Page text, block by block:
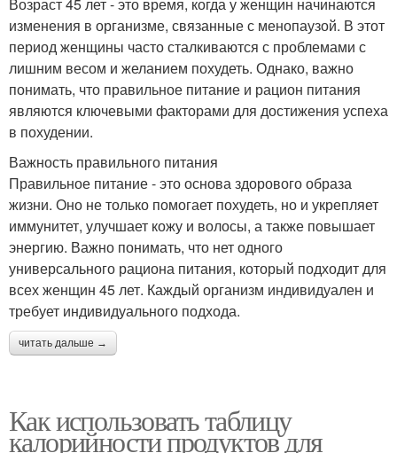
изменения в организме, связанные с менопаузой. В этот
период женщины часто сталкиваются с проблемами с
лишним весом и желанием похудеть. Однако, важно
понимать, что правильное питание и рацион питания
являются ключевыми факторами для достижения успеха
в похудении.
Важность правильного питания
Правильное питание - это основа здорового образа
жизни. Оно не только помогает похудеть, но и укрепляет
иммунитет, улучшает кожу и волосы, а также повышает
энергию. Важно понимать, что нет одного
универсального рациона питания, который подходит для
всех женщин 45 лет. Каждый организм индивидуален и
требует индивидуального подхода.
читать дальше →
Как использовать таблицу
калорийности продуктов для